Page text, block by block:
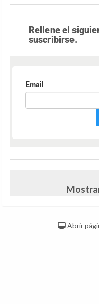
Rellene el
suscribirse.
Abrir